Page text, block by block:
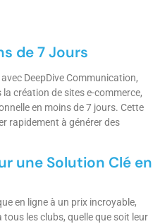
de 7 Jours
DeepDive Communication,
création de sites e-commerce,
en moins de 7 jours. Cette
rapidement à générer des
une Solution Clé en
en ligne à un prix incroyable,
les clubs, quelle que soit leur